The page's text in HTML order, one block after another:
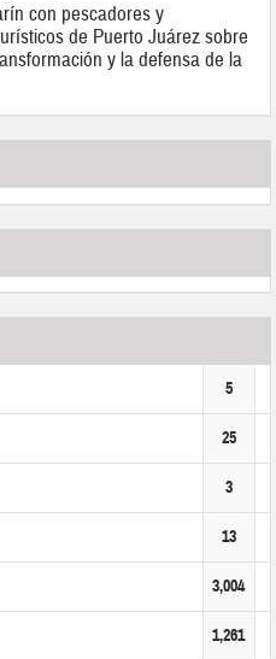
con pescadores y
de Puerto Juárez sobre
y la defensa de la
5
25
3
13
3,004
1,261